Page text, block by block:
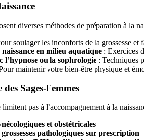
diverses méthodes de préparation à la
soulager les inconforts de la grossesse et
en milieu aquatique : Exercices
l’hypnose ou la sophrologie : Techniques
maintenir votre bien-être physique et
Sages-Femmes
limitent pas à l’accompagnement à la
et obstétricales
pathologiques sur prescription